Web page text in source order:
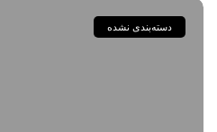
دسته‌بندی نشده